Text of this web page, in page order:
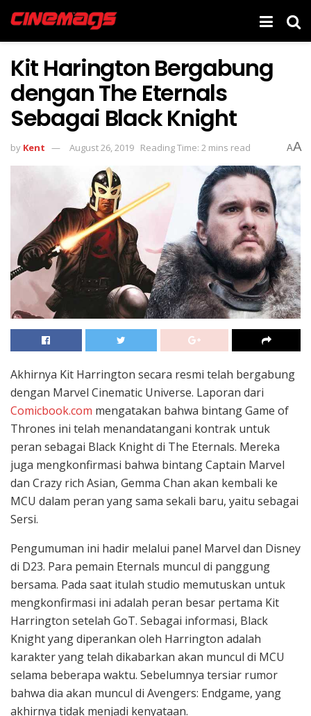
Kit Harington Bergabung
dengan The Eternals
Sebagai Black Knight
by Kent August 26, 2019 Reading Time: 2 mins read AA
Akhirnya Kit Harrington secara resmi telah bergabung
dengan Marvel Cinematic Universe. Laporan dari
Comicbook.com mengatakan bahwa bintang Game of
Thrones ini telah menandatangani kontrak untuk
peran sebagai Black Knight di The Eternals. Mereka
juga mengkonfirmasi bahwa bintang Captain Marvel
dan Crazy rich Asian, Gemma Chan akan kembali ke
MCU dalam peran yang sama sekali baru, yaitu sebagai
Sersi.
Pengumuman ini hadir melalui panel Marvel dan Disney
di D23. Para pemain Eternals muncul di panggung
bersama. Pada saat itulah studio memutuskan untuk
mengkonfirmasi ini adalah peran besar pertama Kit
Harrington setelah GoT. Sebagai informasi, Black
Knight yang diperankan oleh Harrington adalah
karakter yang telah dikabarkan akan muncul di MCU
selama beberapa waktu. Sebelumnya tersiar rumor
bahwa dia akan muncul di Avengers: Endgame, yang
akhirnya tidak menjadi kenyataan.